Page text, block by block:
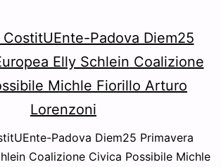
Padova Diem25 Primavera
Coalizione Civica Possibile Michle